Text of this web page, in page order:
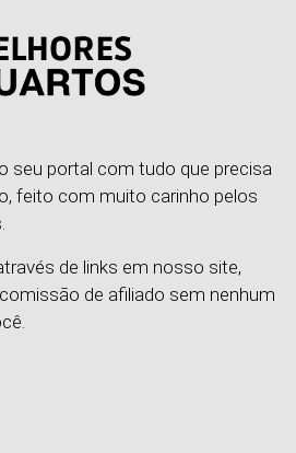
seu portal com tudo que precisa
feito com muito carinho pelos
de links em nosso site,
de afiliado sem nenhum